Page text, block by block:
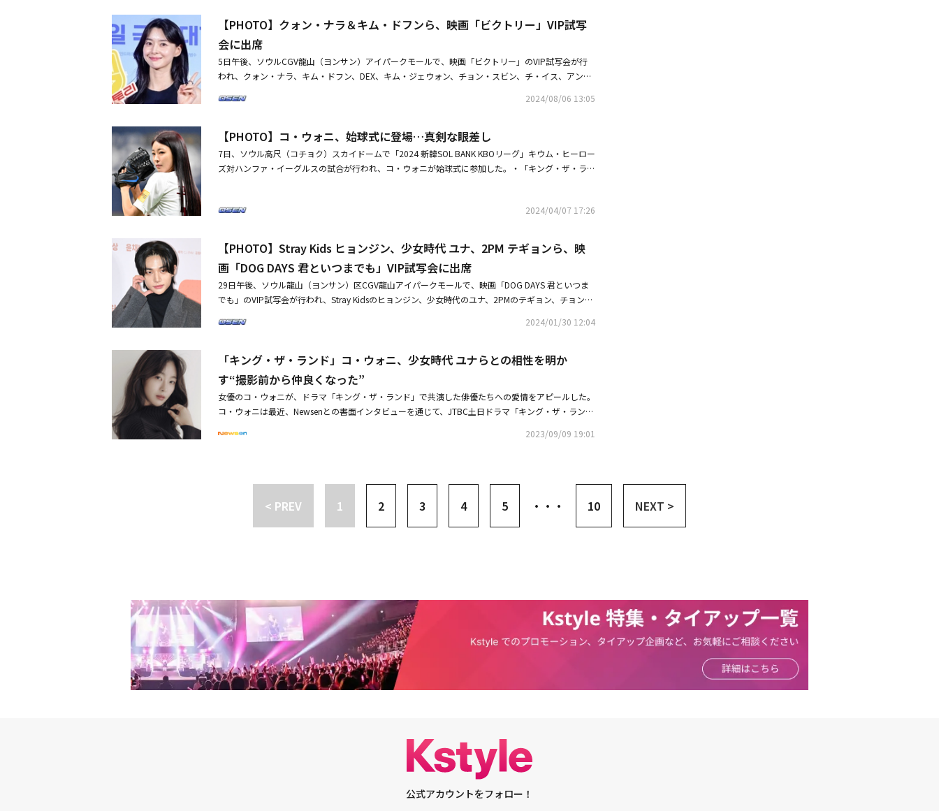
【PHOTO】クォン・ナラ＆キム・ドフンら、映画「ビクトリー」VIP試写
会に出席
5日午後、ソウルCGV龍山（ヨンサン）アイパークモールで、映画「ビクトリー」のVIP試写会が行
われ、クォン・ナラ、キム・ドフン、DEX、キム・ジェウォン、チョン・スビン、チ・イス、アン・
ニョン、パク・ジンジュ、キム・ボミ、シム・ウンギョン、イ・ジュヨン、ハ・ジウォン、イ・ソ
ク、イ・ソヨン、パク・シウ、クォン・セウン、チャ・ジュワン、ソ・アリン、ハ・シユン、イ・ジ
ュヒョン、ソン・スンハ、ソン・ソンムン、クォン・ヨンドゥク、クォン・ヨンドン、ソ・スヒ、パ
ク・ジェオン、チョ・ウォンヒ、RIHEY、KNUCKS、チョン・リア、チュ・ソンヒョク、チェ・ドン
情熱だけはある初心者で構成されたチアリーディングサークルミレニアムガールズが、エキサイティ
パク・セワンら、映画「ビクトリー」マスコミ向け試写会に出席
2024/08/06 13:05
【PHOTO】コ・ウォニ、始球式に登場…真剣な眼差し
7日、ソウル高尺（コチョク）スカイドームで「2024 新韓SOL BANK KBOリーグ」キウム・ヒーロー
ズ対ハンファ・イーグルスの試合が行われ、コ・ウォニが始球式に参加した。・「キング・ザ・ラン
席
2024/04/07 17:26
【PHOTO】Stray Kids ヒョンジン、少女時代 ユナ、2PM テギョンら、映
画「DOG DAYS 君といつまでも」VIP試写会に出席
29日午後、ソウル龍山（ヨンサン）区CGV龍山アイパークモールで、映画「DOG DAYS 君といつま
でも」のVIP試写会が行われ、Stray Kidsのヒョンジン、少女時代のユナ、2PMのテギョン、チョン・
ク・チビン、パク・ジンジュ、ペク・ソンヒョン、キム・ソンリョン、イ・チャンウォン、キム・ア
は、気難しい性格の世界的な建築家と情深いバイク配達員、シングルの男女と素人の親まで、1人で
も一緒にいても寂しい人々が特別なパートナーに会って毎日が変わるストーリーを描いた作品で、韓
国で2月7日に公開される。・【PHOTO】ユン・ヨジョン＆ユ・ヘジンら、映画「DOG DAYS 君とい
つまでも」ショーケースに出席・ユン・ヨジョン＆ユ・ヘジンら出演の映画「DOG DAYS 君といつ
までも」ポスターとメイン予告編を公開
2024/01/30 12:04
「キング・ザ・ランド」コ・ウォニ、少女時代 ユナらとの相性を明か
す“撮影前から仲良くなった”
女優のコ・ウォニが、ドラマ「キング・ザ・ランド」で共演した俳優たちへの愛情をアピールした。
コ・ウォニは最近、Newsenとの書面インタビューを通じて、JTBC土日ドラマ「キング・ザ・ラン
（カン・ダウル役）との共演について語った。劇中でオ・ピョンファ役を演じ、キム・ジェウォンと
ら、ジェウォンは本当に眼差しが素敵な俳優だと感じたことが多かったです」とし、「私はカフェで
キしない人はいないと思います」と語った。ピョンファ＆ロウン（韓国語で平和なという意味）カッ
プルの登場シーンをもっと増やしてほしいと求める視聴者の反応については、「多くの方々に気に入
いた部分が、三銃士の相性でした。幼い頃から親友なので、関係が一番重要でした。仲良くなれる場
をたくさん作ってくださったおかげで、撮影前から仲良くなって、楽に演技することができました。
ドラマをもっと面白くて楽しく作っていくため、アイデアもたくさん出して、休憩時間には冗談も言
いながら、もっと親しくなりました」とし、実際にも親しくなったことを伝えた。俳優たちのケミス
トリーが人気を集め、視聴率も上昇した。コ・ウォニは最高視聴率13.8％（ニールセン・コリア全国
有料世帯基準）を記録したことについて、「作品がうまくいってほしいとは思っていましたが、ここ
まで愛されるとは思いませんでした。監督が最も重要に考えていたことの1つが、俳優たちの相性と
た時、広告撮影のため、2日間航空会社で乗組員の教育を受けたことがあります。広告撮影の時、客
室乗組員として基本の姿勢が自然に出てこなければならなかったのですが、その時の経験が大きな助
けになったと思います」と話した。仕事をする時はおでこを見せ、私服の時は前髪をおろすと雰囲気
が違うという視聴者たちの反応については「意図はしていなかったのですが、三銃士のキャラクター
2023/09/09 19:01
< PREV 1 2 3 4 5 ・・・ 10 NEXT >
公式アカウントをフォロー！